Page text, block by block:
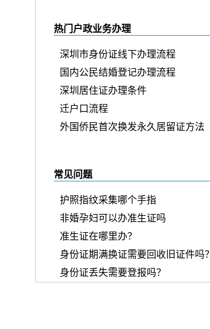
热门户政业务办理
深圳市身份证线下办理流程
国内公民结婚登记办理流程
深圳居住证办理条件
迁户口流程
外国侨民首次换发永久居留证方法
常见问题
护照指纹采集哪个手指
非婚孕妇可以办准生证吗
准生证在哪里办？
身份证期满换证需要回收旧证件吗？
身份证丢失需要登报吗？